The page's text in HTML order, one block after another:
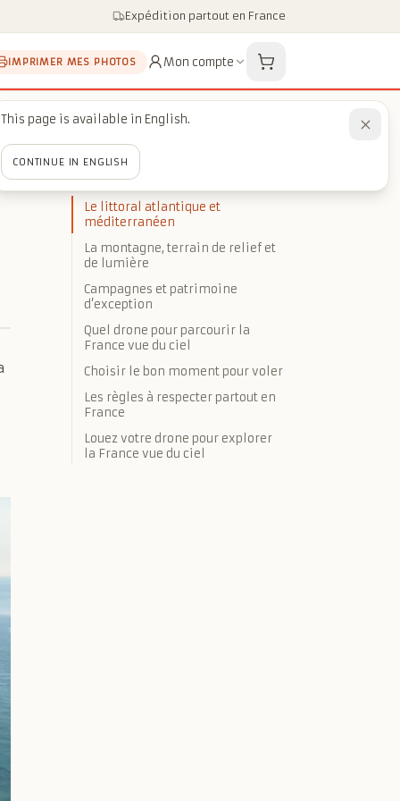
Expédition partout en France
IMPRIMER MES PHOTOS Mon compte
SOMMAIRE
Le littoral atlantique et
méditerranéen
La montagne, terrain de relief et
de lumière
Campagnes et patrimoine
d’exception
Quel drone pour parcourir la
France vue du ciel
Choisir le bon moment pour voler
Les règles à respecter partout en
France
Louez votre drone pour explorer
la France vue du ciel
This page is available in English.
CONTINUE IN ENGLISH